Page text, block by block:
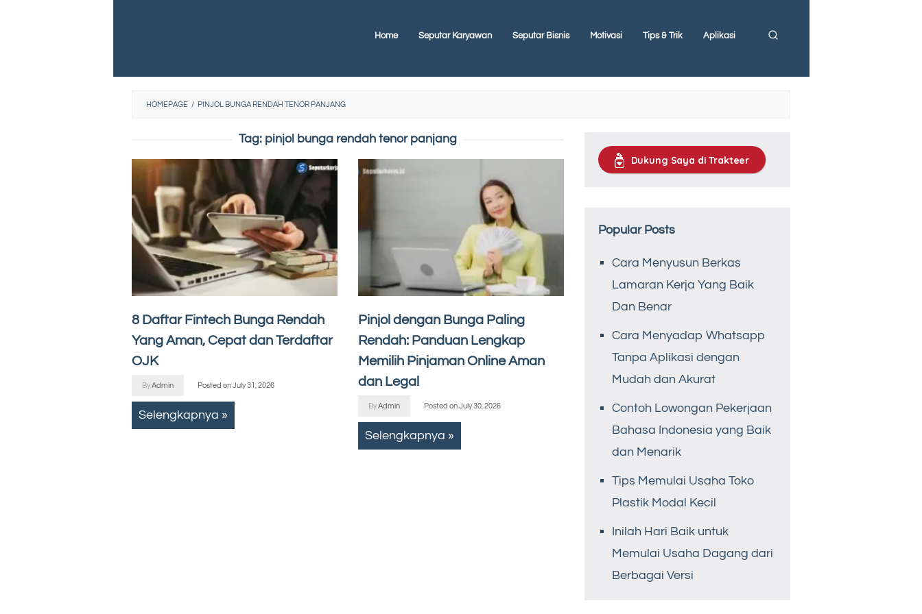
Home Seputar Karyawan Seputar Bisnis Motivasi Tips & Trik Aplikasi
HOMEPAGE / PINJOL BUNGA RENDAH TENOR PANJANG
Tag: pinjol bunga rendah tenor panjang
8 Daftar Fintech Bunga Rendah
Yang Aman, Cepat dan Terdaftar
OJK
ByAdmin Posted onJuly 31, 2026
Selengkapnya »
Pinjol dengan Bunga Paling
Rendah: Panduan Lengkap
Memilih Pinjaman Online Aman
dan Legal
ByAdmin Posted onJuly 30, 2026
Selengkapnya »
Dukung Saya di Trakteer
Popular Posts
Cara Menyusun Berkas
Lamaran Kerja Yang Baik
Dan Benar
Cara Menyadap Whatsapp
Tanpa Aplikasi dengan
Mudah dan Akurat
Contoh Lowongan Pekerjaan
Bahasa Indonesia yang Baik
dan Menarik
Tips Memulai Usaha Toko
Plastik Modal Kecil
Inilah Hari Baik untuk
Memulai Usaha Dagang dari
Berbagai Versi